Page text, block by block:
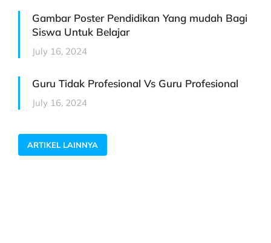
Gambar Poster Pendidikan Yang mudah Bagi
Siswa Untuk Belajar
July 16, 2024
Guru Tidak Profesional Vs Guru Profesional
July 16, 2024
ARTIKEL LAINNYA